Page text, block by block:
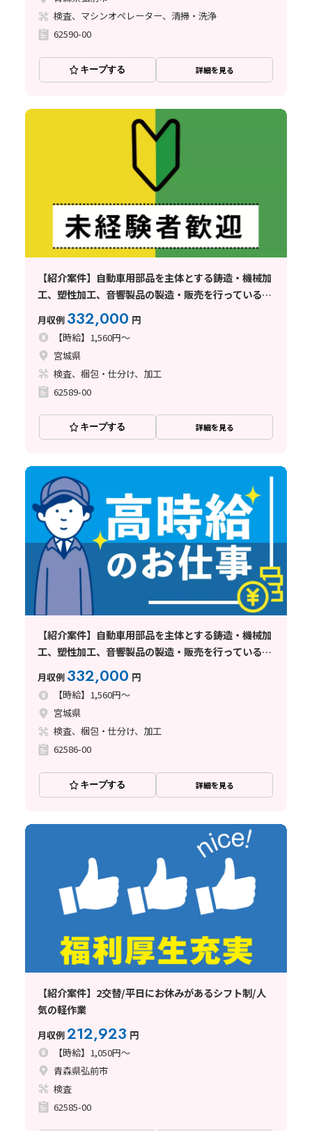
検査、マシンオペレーター、清掃・洗浄
62590-00
キープする 詳細を見る
【紹介案件】自動車用部品を主体とする鋳造・機械加
工、塑性加工、音響製品の製造・販売を行っている企
業でのお仕事
月収例 332,000 円
【時給】1,560円～
宮城県
検査、梱包・仕分け、加工
62589-00
キープする 詳細を見る
【紹介案件】自動車用部品を主体とする鋳造・機械加
工、塑性加工、音響製品の製造・販売を行っている企
業でのお仕事
月収例 332,000 円
【時給】1,560円～
宮城県
検査、梱包・仕分け、加工
62586-00
キープする 詳細を見る
【紹介案件】2交替/平日にお休みがあるシフト制/人
気の軽作業
月収例212,923 円
【時給】1,050円～
青森県弘前市
検査
62585-00